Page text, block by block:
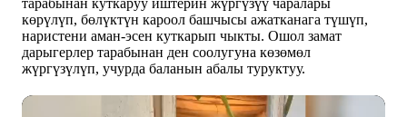
көрүлүп, бөлүктүн кароол башчысы ажатканага түшүп,
наристени аман-эсен куткарып чыкты. Ошол замат
дарыгерлер тарабынан ден соолугуна көзөмөл
жүргүзүлүп, учурда баланын абалы туруктуу.